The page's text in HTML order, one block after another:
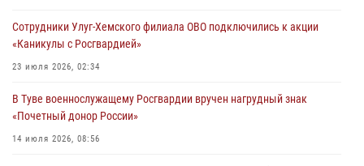
29 июля 2026, 09:41
26 сигналов «Тревога» с автотранспортов отработали экипажи
29 июля 2026, 08:37 1
В Туве офицер Росгвардии подвела итоги юбилейного личного
Сотрудники Улуг-Хемского филиала ОВО подключились к акции
«Каникулы с Росгвардией»
23 июля 2026, 02:34
В Туве военнослужащему Росгвардии вручен нагрудный знак
«Почетный донор России»
14 июля 2026, 08:56